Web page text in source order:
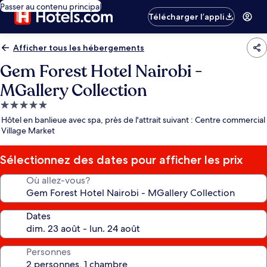
Passer au contenu principal
Télécharger l’appli
Afficher tous les hébergements
Gem Forest Hotel Nairobi -
MGallery Collection
Hébergement
5.0 étoiles
Hôtel en banlieue avec spa, près de l'attrait suivant : Centre commercial
Village Market
Sélectionnez des dates pour afficher les prix
Où allez-vous?
Dates
Personnes